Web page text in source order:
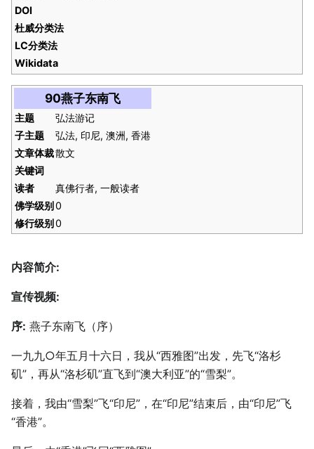
DOI
杜威分类法
LC分类法
Wikidata
90燕子东南飞
主题
弘法游记
子主题
弘法, 印尼, 澳洲, 香港
文章体裁散文
关键词
读者
真佛行者, 一般读者
佛学级别0
修行级别0
内容简介:
宣传视频:
序: 燕子东南飞（序）
一九九○年五月十六日，我从“西雅图”出发，先飞“洛杉
矶”，再从“洛杉矶”直飞到“澳大利亚”的“雪梨”。
接着，我由“雪梨”飞“印尼”，在“印尼”结束后，由“印尼”飞
“香港”。